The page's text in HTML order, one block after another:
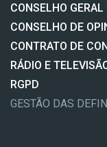
CONSELHO
CONSELHO DE
CONTRATO DE
RÁDIO E
RGPD
GESTÃO DAS